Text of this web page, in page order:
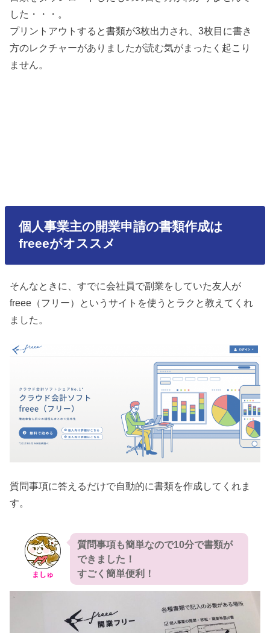
した・・・。
プリントアウトすると書類が3枚出力され、3枚目に書き
方のレクチャーがありましたが読む気がまったく起こり
ません。
個人事業主の開業申請の書類作成は
freeeがオススメ
そんなときに、すでに会社員で副業をしていた友人が
freee（フリー）というサイトを使うとラクと教えてくれ
ました。
質問事項に答えるだけで自動的に書類を作成してくれま
す。
ましゅ
質問事項も簡単なので10分で書類が
できました！
すごく簡単便利！